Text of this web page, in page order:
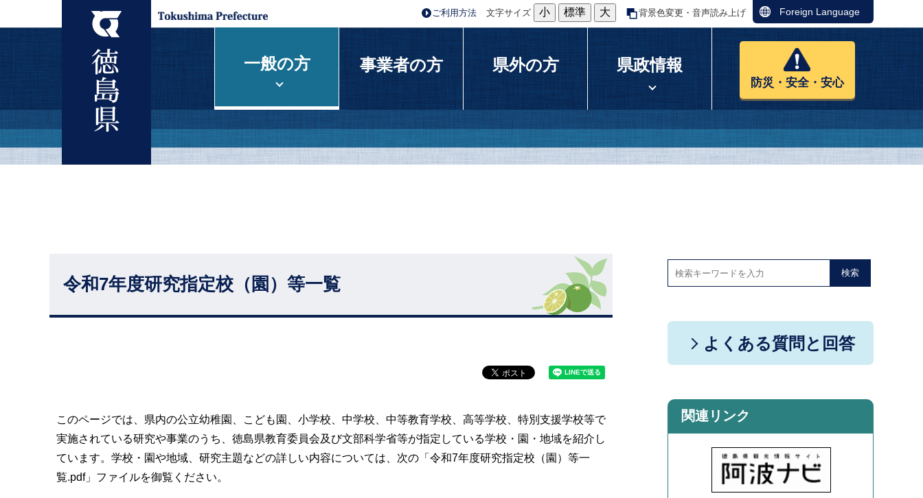
ご利用方法 文字サイズ 小 標準 大 背景色変更・音声読み上げ Foreign Language
一般の方 事業者の方 県外の方 県政情報
防災・安全・安心
令和7年度研究指定校（園）等一覧
このページでは、県内の公立幼稚園、こども園、小学校、中学校、中等教育学校、高等学校、特別支援学校等で
実施されている研究や事業のうち、徳島県教育委員会及び文部科学省等が指定している学校・園・地域を紹介し
ています。学校・園や地域、研究主題などの詳しい内容については、次の「令和7年度研究指定校（園）等一
覧.pdf」ファイルを御覧ください。
検索
よくある質問と回答
関連リンク